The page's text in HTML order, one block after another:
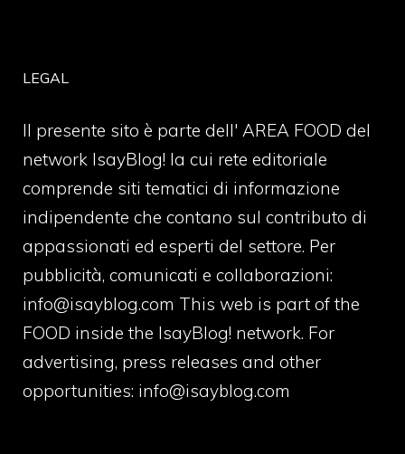
LEGAL
Il presente sito è parte dell' AREA FOOD del
network IsayBlog! la cui rete editoriale
comprende siti tematici di informazione
indipendente che contano sul contributo di
appassionati ed esperti del settore. Per
pubblicità, comunicati e collaborazioni:
info@isayblog.com This web is part of the
FOOD inside the IsayBlog! network. For
advertising, press releases and other
opportunities: info@isayblog.com